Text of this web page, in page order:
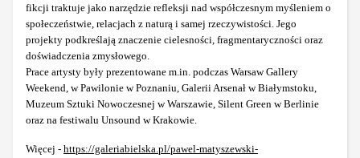
fikcji traktuje jako narzędzie refleksji nad współczesnym myśleniem o
społeczeństwie, relacjach z naturą i samej rzeczywistości. Jego
projekty podkreślają znaczenie cielesności, fragmentaryczności oraz
doświadczenia zmysłowego.
Prace artysty były prezentowane m.in. podczas Warsaw Gallery
Weekend, w Pawilonie w Poznaniu, Galerii Arsenał w Białymstoku,
Muzeum Sztuki Nowoczesnej w Warszawie, Silent Green w Berlinie
oraz na festiwalu Unsound w Krakowie.
Więcej - https://galeriabielska.pl/pawel-matyszewski-